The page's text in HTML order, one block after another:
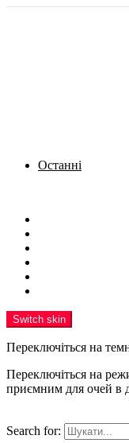
Останні
Switch skin
Переключіться на
Переключіться на
приємним для очей в
Search for: